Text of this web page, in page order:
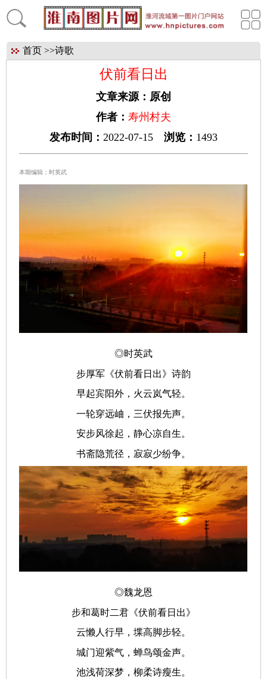
首页>>诗歌
伏前看日出
文章来源： 原创
作者： 寿州村夫
发布时间： 2022-07-15 浏览： 1493
本期编辑；时英武
◎时英武
步厚军《伏前看日出》诗韵
早起宾阳外，火云岚气轻。
一轮穿远岫，三伏报先声。
安步风徐起，静心凉自生。
书斋隐荒径，寂寂少纷争。
◎魏龙恩
步和葛时二君《伏前看日出》
云懒人行早，堞高脚步轻。
城门迎紫气，蝉鸟颂金声。
池浅荷深梦，柳柔诗瘦生。